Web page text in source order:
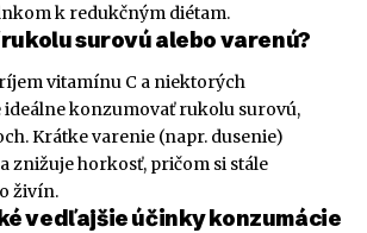
k redukčným diétam.
surovú alebo varenú?
vitamínu C a niektorých
konzumovať rukolu surovú,
Krátke varenie (napr. dusenie)
znižuje horkosť, pričom si stále
živín.
vedľajšie účinky konzumácie